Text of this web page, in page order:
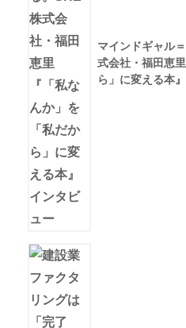
マインドギャル
式会社・福田恵
ら」に変える本